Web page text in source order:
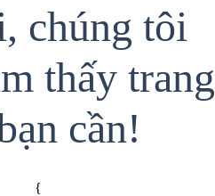
chúng tôi
thấy trang
cần!
{